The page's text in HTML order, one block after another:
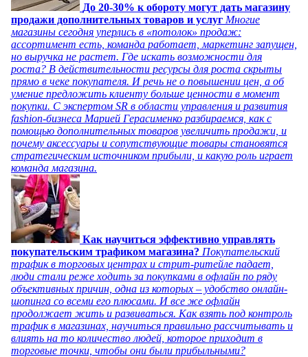
До 20-30% к обороту могут дать магазину
продажи дополнительных товаров и услуг Многие
магазины сегодня уперлись в «потолок» продаж:
ассортимент есть, команда работает, маркетинг запущен,
но выручка не растет. Где искать возможности для
роста? В действительности ресурсы для роста скрыты
прямо в чеке покупателя. И речь не о повышении цен, а об
умение предложить клиенту больше ценности в момент
покупки. С экспертом SR в области управления и развития
fashion-бизнеса Марией Герасименко разбираемся, как с
помощью дополнительных товаров увеличить продажи, и
почему аксессуары и сопутствующие товары становятся
стратегическим источником прибыли, и какую роль играет
команда магазина.
Как научиться эффективно управлять
покупательским трафиком магазина? Покупательский
трафик в торговых центрах и стрит-ритейле падает,
люди стали реже ходить за покупками в офлайн по ряду
объективных причин, одна из которых – удобство онлайн-
шопинга со всеми его плюсами. И все же офлайн
продолжает жить и развиваться. Как взять под контроль
трафик в магазинах, научиться правильно рассчитывать и
влиять на то количество людей, которое приходит в
торговые точки, чтобы они были прибыльными?